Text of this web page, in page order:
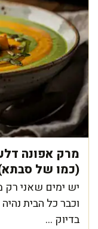
מרק אפונה
(כמו של
יש ימים שאני רק
וכבר כל הבית
בדיוק ...